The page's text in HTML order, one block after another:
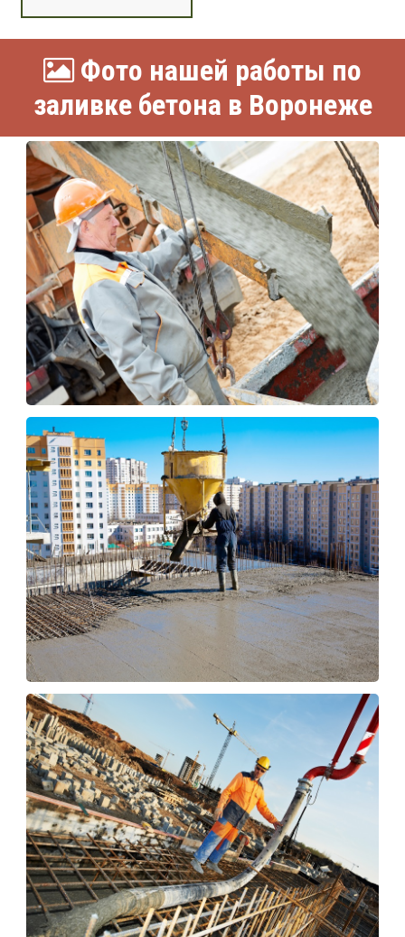
Фото нашей работы по
заливке бетона в Воронеже